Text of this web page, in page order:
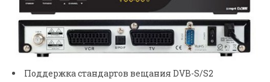
Поддержка стандартов вещания DVB-S/S2